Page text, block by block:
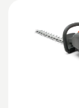
caricabatterie